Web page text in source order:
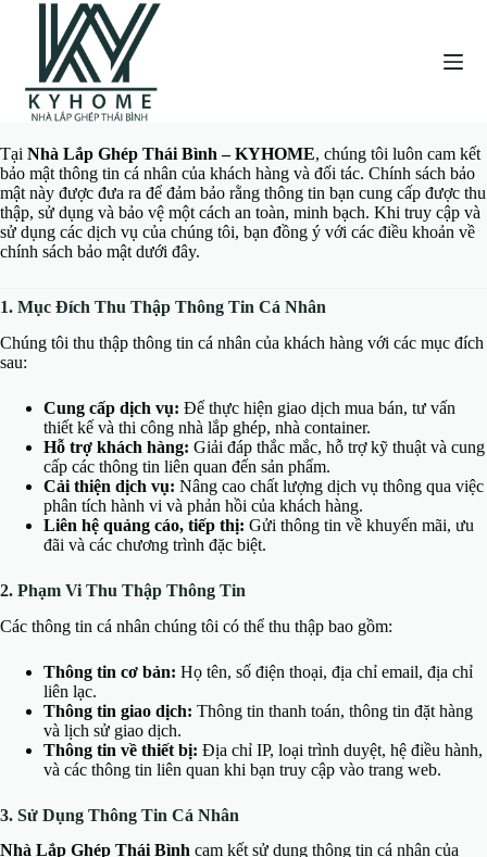
ể
ế
n
p
h
ầ
n
i
d
u
n
Tại Nhà Lắp Ghép Thái Bình – KYHOME, chúng tôi luôn cam kết
bảo mật thông tin cá nhân của khách hàng và đối tác. Chính sách bảo
mật này được đưa ra để đảm bảo rằng thông tin bạn cung cấp được thu
thập, sử dụng và bảo vệ một cách an toàn, minh bạch. Khi truy cập và
sử dụng các dịch vụ của chúng tôi, bạn đồng ý với các điều khoản về
chính sách bảo mật dưới đây.
1. Mục Đích Thu Thập Thông Tin Cá Nhân
Chúng tôi thu thập thông tin cá nhân của khách hàng với các mục đích
sau:
Cung cấp dịch vụ: Để thực hiện giao dịch mua bán, tư vấn
thiết kế và thi công nhà lắp ghép, nhà container.
Hỗ trợ khách hàng: Giải đáp thắc mắc, hỗ trợ kỹ thuật và cung
cấp các thông tin liên quan đến sản phẩm.
Cải thiện dịch vụ: Nâng cao chất lượng dịch vụ thông qua việc
phân tích hành vi và phản hồi của khách hàng.
Liên hệ quảng cáo, tiếp thị: Gửi thông tin về khuyến mãi, ưu
đãi và các chương trình đặc biệt.
2. Phạm Vi Thu Thập Thông Tin
Các thông tin cá nhân chúng tôi có thể thu thập bao gồm:
Thông tin cơ bản: Họ tên, số điện thoại, địa chỉ email, địa chỉ
liên lạc.
Thông tin giao dịch: Thông tin thanh toán, thông tin đặt hàng
và lịch sử giao dịch.
Thông tin về thiết bị: Địa chỉ IP, loại trình duyệt, hệ điều hành,
và các thông tin liên quan khi bạn truy cập vào trang web.
3. Sử Dụng Thông Tin Cá Nhân
Nhà Lắp Ghép Thái Bình cam kết sử dụng thông tin cá nhân của